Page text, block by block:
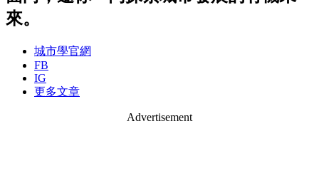
來。
城市學官網
FB
IG
更多文章
Advertisement